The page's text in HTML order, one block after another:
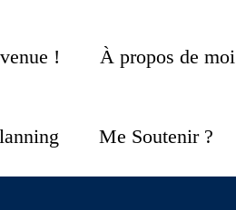
! À propos de moi
Me Soutenir ?